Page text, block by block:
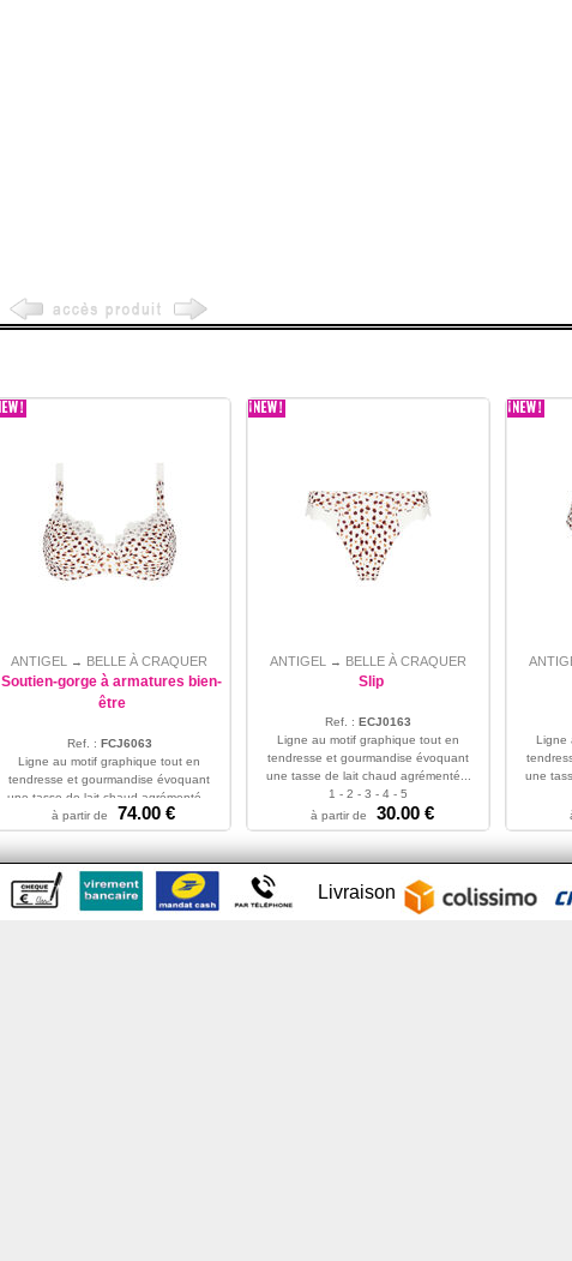
ANTIGEL → BELLE À CRAQUER
Soutien-gorge à armatures bien-
être
Ref. : FCJ6063
Ligne au motif graphique tout en
tendresse et gourmandise évoquant
une tasse de lait chaud agrémenté...
85 - 90 - 95 - 100 - 105 - 110 - 115
à partir de 74.00 €
ANTIGEL → BELLE À CRAQUER
Slip
Ref. : ECJ0163
Ligne au motif graphique tout en
tendresse et gourmandise évoquant
une tasse de lait chaud agrémenté...
1 - 2 - 3 - 4 - 5
à partir de
30.00 €
Ligne
une
Livraison